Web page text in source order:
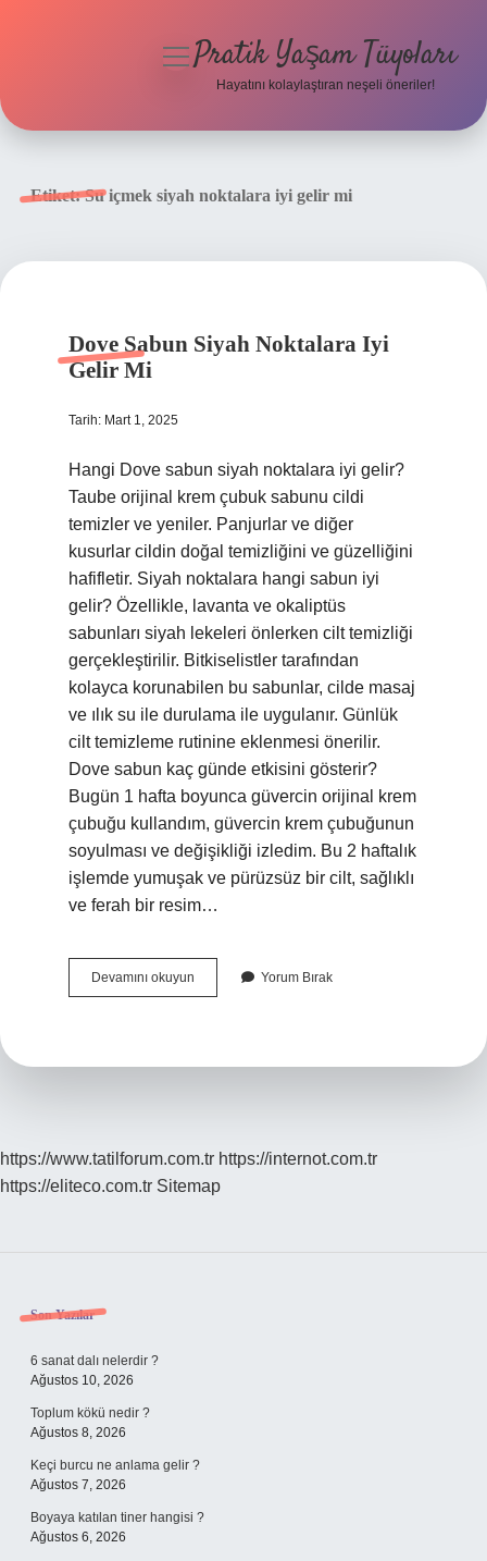
menüyü
Pratik Yaşam Tüyoları
Hayatını kolaylaştıran neşeli öneriler!
Etiket:Su içmek siyah noktalara iyi gelir mi
Dove Sabun Siyah Noktalara Iyi
Gelir Mi
Tarih: Mart 1, 2025
Hangi Dove sabun siyah noktalara iyi gelir?
Taube orijinal krem ​​çubuk sabunu cildi
temizler ve yeniler. Panjurlar ve diğer
kusurlar cildin doğal temizliğini ve güzelliğini
hafifletir. Siyah noktalara hangi sabun iyi
gelir? Özellikle, lavanta ve okaliptüs
sabunları siyah lekeleri önlerken cilt temizliği
gerçekleştirilir. Bitkiselistler tarafından
kolayca korunabilen bu sabunlar, cilde masaj
ve ılık su ile durulama ile uygulanır. Günlük
cilt temizleme rutinine eklenmesi önerilir.
Dove sabun kaç günde etkisini gösterir?
Bugün 1 hafta boyunca güvercin orijinal krem
​​çubuğu kullandım, güvercin krem ​​çubuğunun
soyulması ve değişikliği izledim. Bu 2 haftalık
işlemde yumuşak ve pürüzsüz bir cilt, sağlıklı
ve ferah bir resim…
Devamını okuyun
Sabun
Yorum Bırak
https://www.tatilforum.com.tr https://internot.com.tr
https://eliteco.com.tr Sitemap
Sidebar
Son Yazılar
6 sanat dalı nelerdir ?
Ağustos 10, 2026
Toplum kökü nedir ?
Ağustos 8, 2026
Keçi burcu ne anlama gelir ?
Ağustos 7, 2026
Boyaya katılan tiner hangisi ?
Ağustos 6, 2026